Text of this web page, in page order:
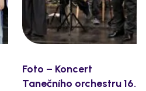
Foto – Koncert
Tanečního orchestru 16.